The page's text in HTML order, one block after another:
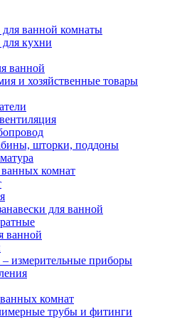
ванной комнаты
кухни
ванной
и хозяйственные товары
шторки, поддоны
ванных комнат
для ванной
ванной
– измерительные приборы
комнат
трубы и фитинги